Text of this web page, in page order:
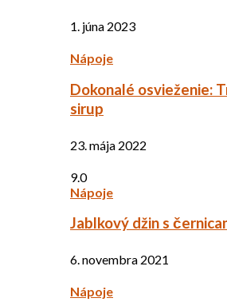
1. júna 2023
Nápoje
Dokonalé osvieženie:
sirup
23. mája 2022
9.0
Nápoje
Jablkový džin s
6. novembra 2021
Nápoje